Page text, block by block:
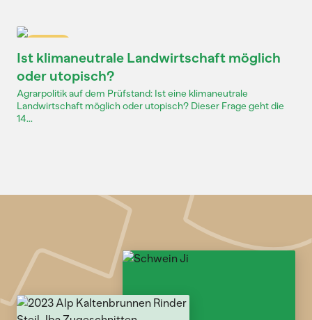
Ist klimaneutrale Landwirtschaft möglich
oder utopisch?
Agrarpolitik auf dem Prüfstand: Ist eine klimaneutrale
Landwirtschaft möglich oder utopisch? Dieser Frage geht die
14...